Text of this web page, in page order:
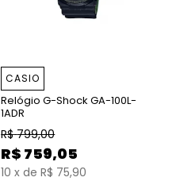
CASIO
Relógio G-Shock GA-100L-
1ADR
R$ 799,00
R$ 759,05
10 x de R$ 75,90